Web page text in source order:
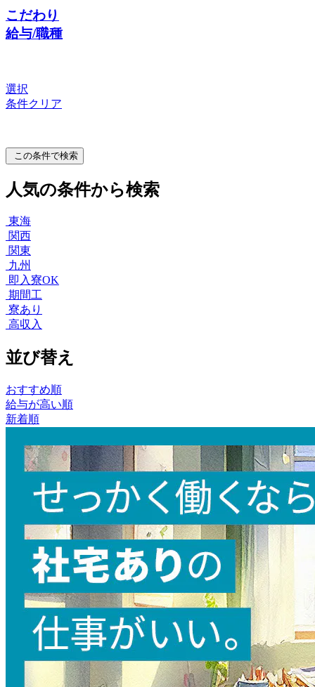
こだわり
給与/職種
選択
条件クリア
この条件で検索
人気の条件から検索
東海
関西
関東
九州
即入寮OK
期間工
寮あり
高収入
並び替え
おすすめ順
給与が高い順
新着順